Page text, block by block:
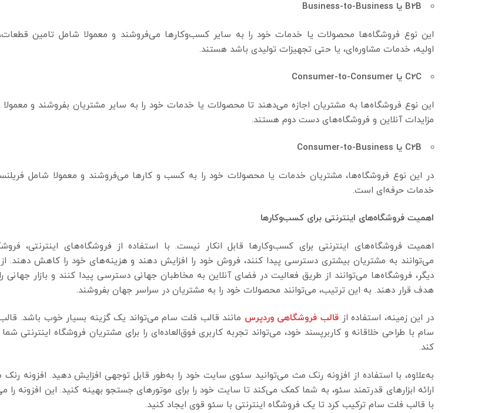
B2B یا Business-to-Business
این نوع فروشگاه‌ها محصولات یا خدمات خود را به سایر کسب‌وکارها می‌فروشند و معمولا شامل تامین
اولیه، خدمات مشاوره‌ای، یا حتی تجهیزات تولیدی باشد هستند.
C2C یا Consumer-to-Consumer
این نوع فروشگاه‌ها به مشتریان اجازه می‌دهند تا محصولات یا خدمات خود را به سایر مشتریان بفروشند و
مزایدات آنلاین و فروشگاه‌های دست دوم هستند.
C2B یا Consumer-to-Business
در این نوع فروشگاه‌ها، مشتریان خدمات یا محصولات خود را به کسب و کارها می‌فروشند و معمولا شامل
خدمات حرفه‌ای است.
اهمیت فروشگاه‌های اینترنتی برای کسب‌وکارها
اهمیت فروشگاه‌های اینترنتی برای کسب‌وکارها قابل انکار نیست. با استفاده از فروشگاه‌های اینترنتی،
می‌توانند به مشتریان بیشتری دسترسی پیدا کنند، فروش خود را افزایش دهند و هزینه‌های خود را کاهش دهند.
دیگر، فروشگاه‌ها می‌توانند از طریق فعالیت در فضای آنلاین به مخاطبان جهانی دسترسی پیدا کنند و بازار جهانی
هدف قرار دهند. به این ترتیب،‌ می‌توانند محصولات خود را به مشتریان در سراسر جهان بفروشند.
در این زمینه، استفاده از قالب فروشگاهی وردپرس مانند قالب فلت سام می‌تواند یک گزینه بسیار خوب باشد.
سام با طراحی خلاقانه و کاربرپسند خود، می‌تواند تجربه کاربری فوق‌العاده‌ای را برای مشتریان فروشگاه اینترنتی شما
کند.
به‌علاوه، با استفاده از افزونه رنک مث می‌توانید سئوی سایت خود را به‌طور قابل توجهی افزایش دهید. افزونه رنک
ارائه ابزارهای قدرتمند سئو، به شما کمک می‌کند تا سایت خود را برای موتورهای جستجو بهینه کنید. این افزونه را
با قالب فلت سام ترکیب کرد تا یک فروشگاه اینترنتی با سئو قوی ایجاد کنید.